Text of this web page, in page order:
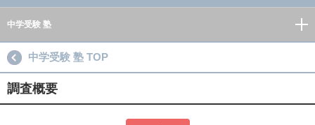
中学受験 塾
中学受験 塾 TOP
調査概要